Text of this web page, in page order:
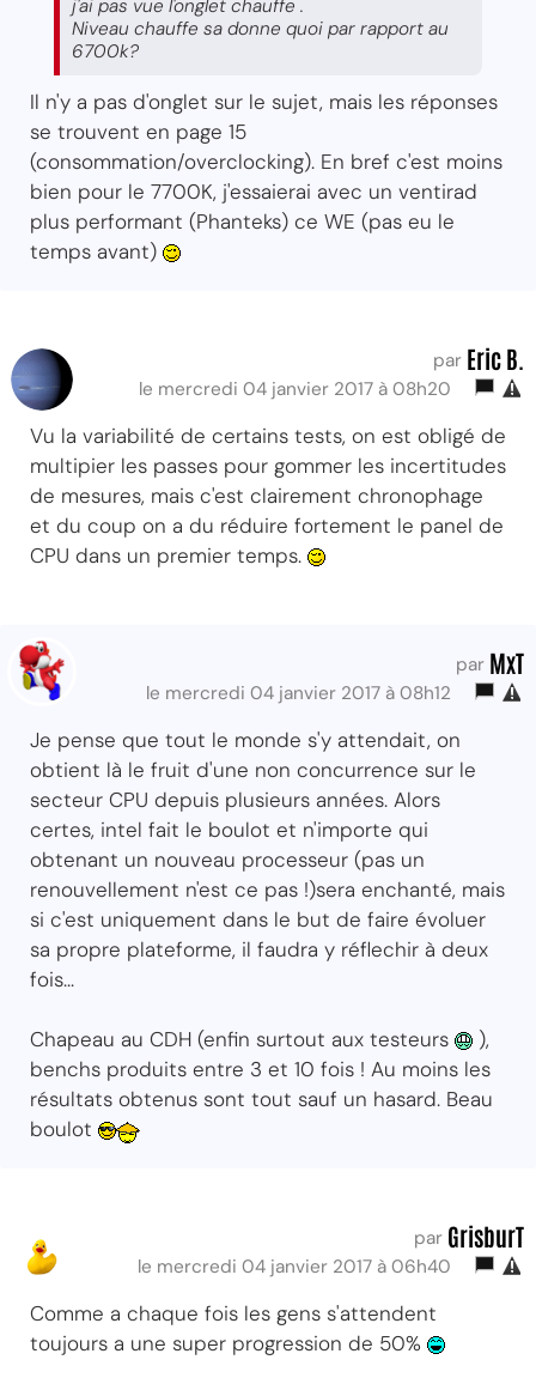
j'ai pas vue l'onglet chauffe .
Niveau chauffe sa donne quoi par rapport au
6700k?
Il n'y a pas d'onglet sur le sujet, mais les réponses
se trouvent en page 15
(consommation/overclocking). En bref c'est moins
bien pour le 7700K, j'essaierai avec un ventirad
plus performant (Phanteks) ce WE (pas eu le
temps avant)
par Eric B.
le mercredi 04 janvier 2017 à 08h20
Vu la variabilité de certains tests, on est obligé de
multipier les passes pour gommer les incertitudes
de mesures, mais c'est clairement chronophage
et du coup on a du réduire fortement le panel de
CPU dans un premier temps.
par MxT
le mercredi 04 janvier 2017 à 08h12
Je pense que tout le monde s'y attendait, on
obtient là le fruit d'une non concurrence sur le
secteur CPU depuis plusieurs années. Alors
certes, intel fait le boulot et n'importe qui
obtenant un nouveau processeur (pas un
renouvellement n'est ce pas !)sera enchanté, mais
si c'est uniquement dans le but de faire évoluer
sa propre plateforme, il faudra y réflechir à deux
fois...
Chapeau au CDH (enfin surtout aux testeurs
),
benchs produits entre 3 et 10 fois ! Au moins les
résultats obtenus sont tout sauf un hasard. Beau
boulot
par GrisburT
le mercredi 04 janvier 2017 à 06h40
Comme a chaque fois les gens s'attendent
toujours a une super progression de 50%